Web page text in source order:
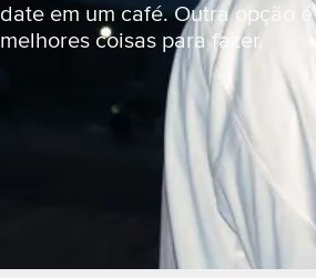
date em um café. Outra opção
melhores coisas para fazer.